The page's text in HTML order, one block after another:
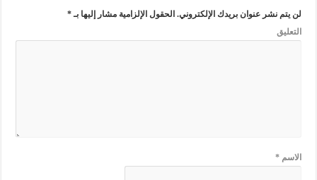
لن يتم نشر عنوان بريدك الإلكتروني. الحقول الإلزامية مشار إليها بـ*
التعليق
الاسم*